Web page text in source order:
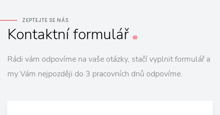
ZEPTEJTE SE NÁS
Kontaktníformulář
Rádi vám odpovíme na vaše otázky, stačí vyplnit formulář a
my Vám nejpozději do 3 pracovních dnů odpovíme.